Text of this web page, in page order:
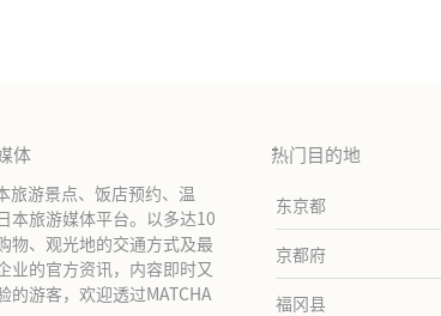
体
旅游景点、饭店预约、温
本旅游媒体平台。以多达10
物、观光地的交通方式及最
业的官方资讯，内容即时又
的游客，欢迎透过MATCHA
热门目的地
东京都
京都府
福冈县